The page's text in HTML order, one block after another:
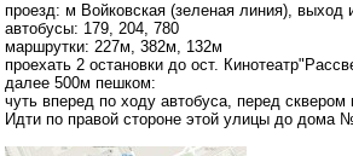
проезд: м Войковская (зеленая линия), выход
автобусы: 179, 204, 780
маршрутки: 227м, 382м, 132м
проехать 2 остановки до ост.
далее 500м пешком:
чуть вперед по ходу автобуса, перед
Идти по правой стороне этой улицы до дома